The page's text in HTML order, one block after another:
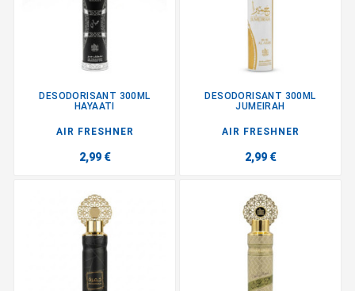
DESODORISANT 300ML
HAYAATI
AIR FRESHNER
2,99 €
DESODORISANT 300ML
JUMEIRAH
AIR FRESHNER
2,99 €